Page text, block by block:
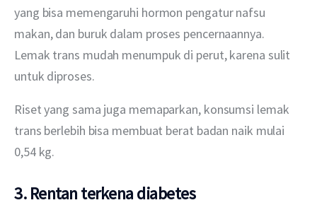
yang bisa memengaruhi hormon pengatur nafsu
makan, dan buruk dalam proses pencernaannya.
Lemak trans mudah menumpuk di perut, karena sulit
untuk diproses.
Riset yang sama juga memaparkan, konsumsi lemak
trans berlebih bisa membuat berat badan naik mulai
0,54 kg.
3. Rentan terkena diabetes